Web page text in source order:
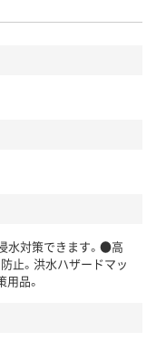
水対策できます。●高
止。洪水ハザードマッ
品。